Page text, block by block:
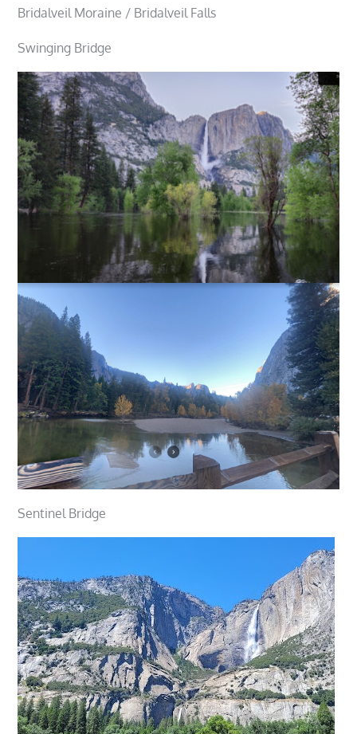
Bridalveil Moraine / Bridalveil Falls
Swinging Bridge
Sentinel Bridge